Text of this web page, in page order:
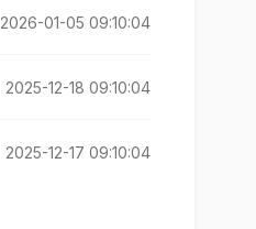
2026-01-05 09:10:04
2025-12-18 09:10:04
2025-12-17 09:10:04